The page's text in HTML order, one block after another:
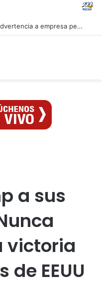
Groenlandia lanza una fuerte advertencia a empresa petrolera vinculada a Trump
a sus
victoria
EEUU